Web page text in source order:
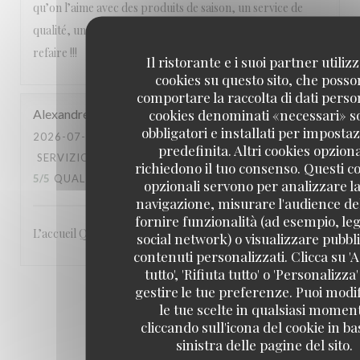
Il ristorante e i suoi partner
cookies su questo sito, che
comportare la raccolta di dati
cookies denominati «necessari»
obbligatori e installati per
predefinita. Altri cookies
richiedono il tuo consenso. Questi
opzionali servono per analizzare
navigazione, misurare l'audience
fornire funzionalità (ad esempio,
social network) o visualizzare
contenuti personalizzati. Clicca su
tutto', 'Rifiuta tutto' o
gestire le tue preferenze. Puoi
le tue scelte in qualsiasi
cliccando sull'icona del cookie in
sinistra delle pagine del sito.
qu’on l’aime avec des produits de saison, un service de
qualité, une équipe attentionnée, un cadre magnifique. A
refaire !!!
Alexandre
2026-07-23
- 19:00 - OSPITI 3
SERVIZIO
ATMOSFERA: 5/5 CUCINA :
5/5 QUALITÀ / PREZZO
L’accueil Qualité du service Le site: en bord de Seine
1 2 3